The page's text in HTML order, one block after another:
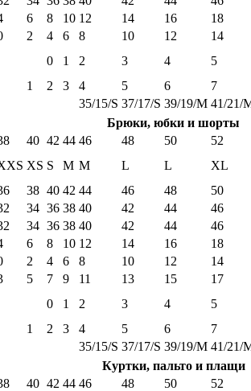
6 8 10 12 14 16
18
2 4 6 8 10 12
14
0 1 2 3 4
5
1 2 3 4 5 6
7
35/15/S 37/17/S 39/19/M 41/21/
Брюки, юбки и шорты
40 42 44 46 48 50
52
XS S M M L L
XL
38 40 42 44 46 48
50
34 36 38 40 42 44
46
34 36 38 40 42 44
46
6 8 10 12 14 16
18
2 4 6 8 10 12
14
5 7 9 11 13 15
17
0 1 2 3 4
5
1 2 3 4 5 6
7
35/15/S 37/17/S 39/19/M 41/21/
Куртки, пальто и плащи
40 42 44 46 48 50
52